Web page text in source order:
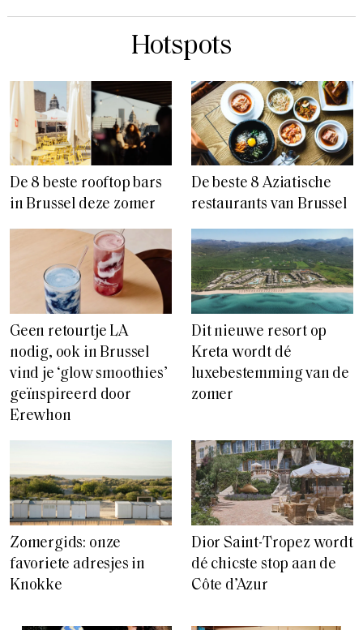
Hotspots
De 8 beste rooftop bars
in Brussel deze zomer
De beste 8 Aziatische
restaurants van Brussel
Geen retourtje LA
nodig, ook in Brussel
vind je ‘glow smoothies’
geïnspireerd door
Erewhon
Dit nieuwe resort op
Kreta wordt dé
luxebestemming van de
zomer
Zomergids: onze
favoriete adresjes in
Knokke
Dior Saint-Tropez wordt
dé chicste stop aan de
Côte d’Azur